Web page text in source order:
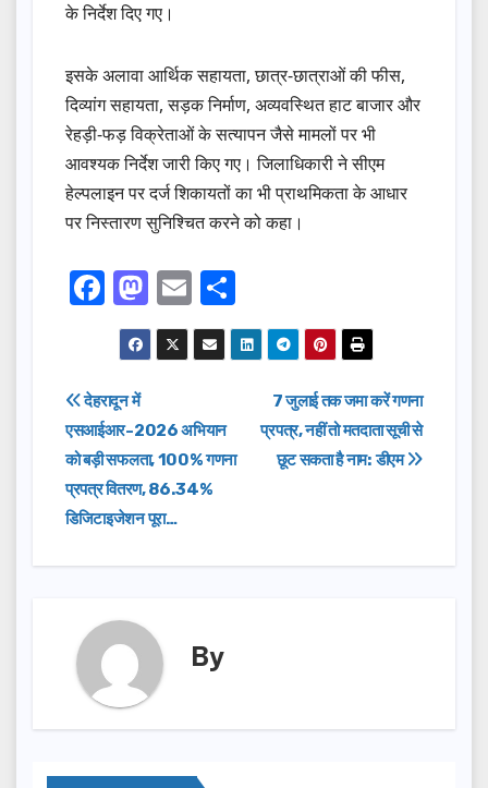
के निर्देश दिए गए।
इसके अलावा आर्थिक सहायता, छात्र-छात्राओं की फीस,
दिव्यांग सहायता, सड़क निर्माण, अव्यवस्थित हाट बाजार और
रेहड़ी-फड़ विक्रेताओं के सत्यापन जैसे मामलों पर भी
आवश्यक निर्देश जारी किए गए। जिलाधिकारी ने सीएम
हेल्पलाइन पर दर्ज शिकायतों का भी प्राथमिकता के आधार
पर निस्तारण सुनिश्चित करने को कहा।
F
a
c
e
b
o
o
k
M
a
st
d
o
n
E
m
ail
h
ar
Post
navigation
7 जुलाई तक जमा करें गणना
प्रपत्र, नहीं तो मतदाता सूची से
छूट सकता है नाम: डीएम
देहरादून में
एसआईआर-2026 अभियान
को बड़ी सफलता, 100% गणना
प्रपत्र वितरण, 86.34%
डिजिटाइजेशन पूरा…
By